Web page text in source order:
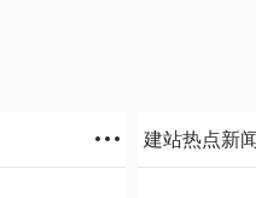
建站热点新